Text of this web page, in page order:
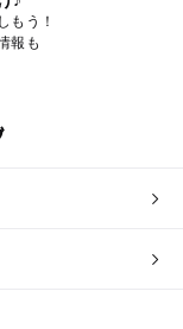
もう！
報も